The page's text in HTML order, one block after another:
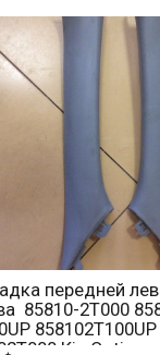
передней
85810-2T000
858102T100UP
Kia Optima